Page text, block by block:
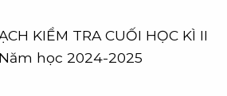
TRA CUỐI HỌC KÌ II
học 2024-2025